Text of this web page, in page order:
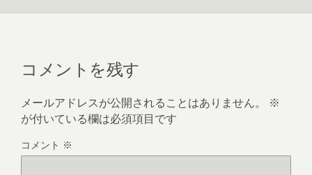
コメントを残す
メールアドレスが公開されることはありません。
※
が付いている欄は必須項目です
コメント ※